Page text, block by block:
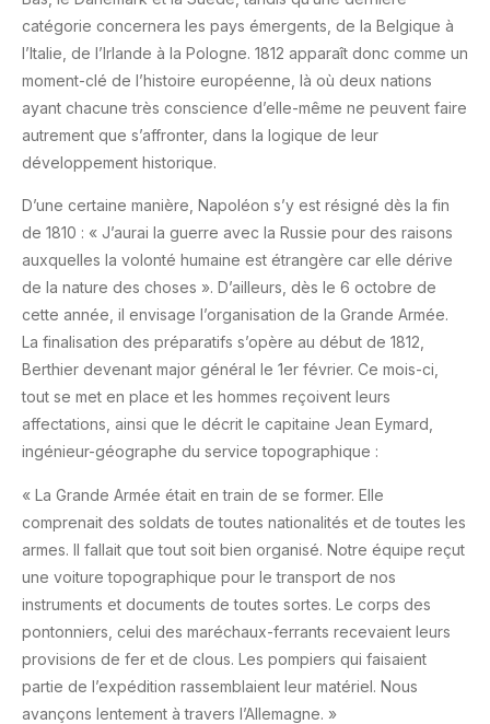
catégorie concernera les pays émergents, de la Belgique à
l’Italie, de l’Irlande à la Pologne. 1812 apparaît donc comme un
moment-clé de l’histoire européenne, là où deux nations
ayant chacune très conscience d’elle-même ne peuvent faire
autrement que s’affronter, dans la logique de leur
développement historique.
D’une certaine manière, Napoléon s’y est résigné dès la fin
de 1810 : « J’aurai la guerre avec la Russie pour des raisons
auxquelles la volonté humaine est étrangère car elle dérive
de la nature des choses ». D’ailleurs, dès le 6 octobre de
cette année, il envisage l’organisation de la Grande Armée.
La finalisation des préparatifs s’opère au début de 1812,
Berthier devenant major général le 1er février. Ce mois-ci,
tout se met en place et les hommes reçoivent leurs
affectations, ainsi que le décrit le capitaine Jean Eymard,
ingénieur-géographe du service topographique :
« La Grande Armée était en train de se former. Elle
comprenait des soldats de toutes nationalités et de toutes les
armes. Il fallait que tout soit bien organisé. Notre équipe reçut
une voiture topographique pour le transport de nos
instruments et documents de toutes sortes. Le corps des
pontonniers, celui des maréchaux-ferrants recevaient leurs
provisions de fer et de clous. Les pompiers qui faisaient
partie de l’expédition rassemblaient leur matériel. Nous
avançons lentement à travers l’Allemagne. »